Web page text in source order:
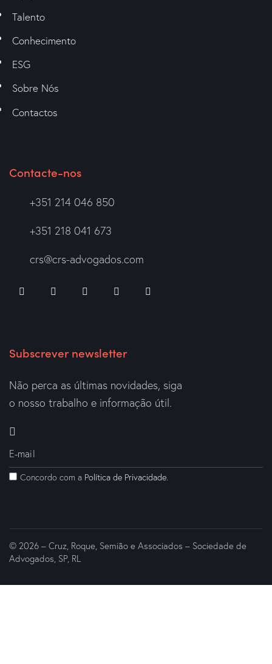
Talento
Conhecimento
ESG
Sobre Nós
Contactos
Contacte-nos
+351 214 046 850
+351 218 041 673
crs@crs-advogados.com
Subscrever newsletter
Não perca as últimas novidades, siga
o nosso trabalho e informação útil.
Concordo com a Política de Privacidade.
© 2026 – Cruz, Roque, Semião e Associados – Sociedade de
Advogados, SP, RL